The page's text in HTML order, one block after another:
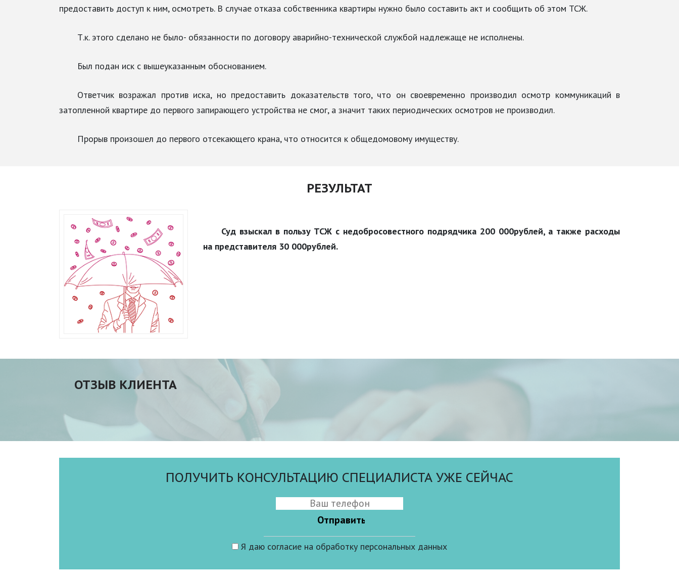
предоставить доступ к ним, осмотреть. В случае отказа собственника квартиры нужно было составить акт и сообщить об этом ТСЖ.
Т.к. этого сделано не было- обязанности по договору аварийно-технической службой надлежаще не исполнены.
Был подан иск с вышеуказанным обоснованием.
Ответчик возражал против иска, но предоставить доказательств того, что он своевременно производил осмотр коммуникаций в
затопленной квартире до первого запирающего устройства не смог, а значит таких периодических осмотров не производил.
Прорыв произошел до первого отсекающего крана, что относится к общедомовому имуществу.
РЕЗУЛЬТАТ
Суд взыскал в пользу ТСЖ с недобросовестного подрядчика 200 000рублей, а также расходы
на представителя 30 000рублей.
ОТЗЫВ КЛИЕНТА
ПОЛУЧИТЬ КОНСУЛЬТАЦИЮ СПЕЦИАЛИСТА УЖЕ СЕЙЧАС
Я даю согласие на обработку персональных данных